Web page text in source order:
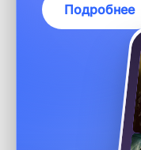
Подробнее